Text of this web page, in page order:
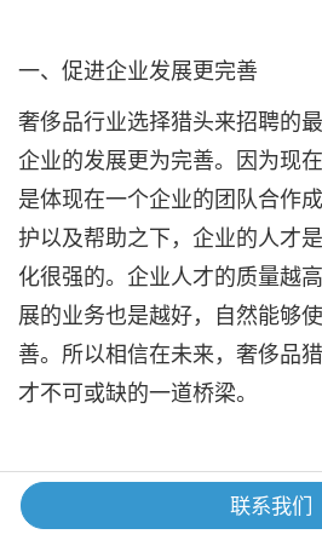
一、促进企业发展更完善
奢侈品行业选择猎头来招聘的
企业的发展更为完善。因为现
是体现在一个企业的团队合作
护以及帮助之下，企业的人才
化很强的。企业人才的质量越
展的业务也是越好，自然能够
善。所以相信在未来，奢侈品
才不可或缺的一道桥梁。
二、解决企业更多的实际问题
联系我们